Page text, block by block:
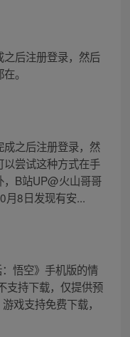
后注册登录，然后
。
之后注册登录，然
尝试这种方式在手
B站UP@火山哥哥
月8日发现有安...
悟空》手机版的情
支持下载，仅提供预
戏支持免费下载，